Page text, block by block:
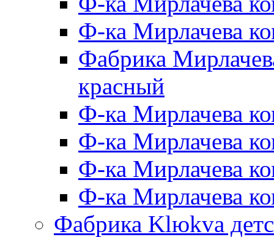
Ф-ка Мирлачева
Фабрика
красный
Ф-ка Мирлачева
Ф-ка Мирлачева
Ф-ка Мирлачева
Ф-ка Мирлачева
Фабрика Klюkva